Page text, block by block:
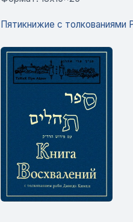
Пятикнижие с толкованиями